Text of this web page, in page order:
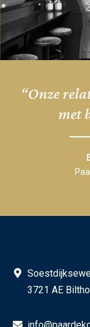
“Onze
met
3721 AE